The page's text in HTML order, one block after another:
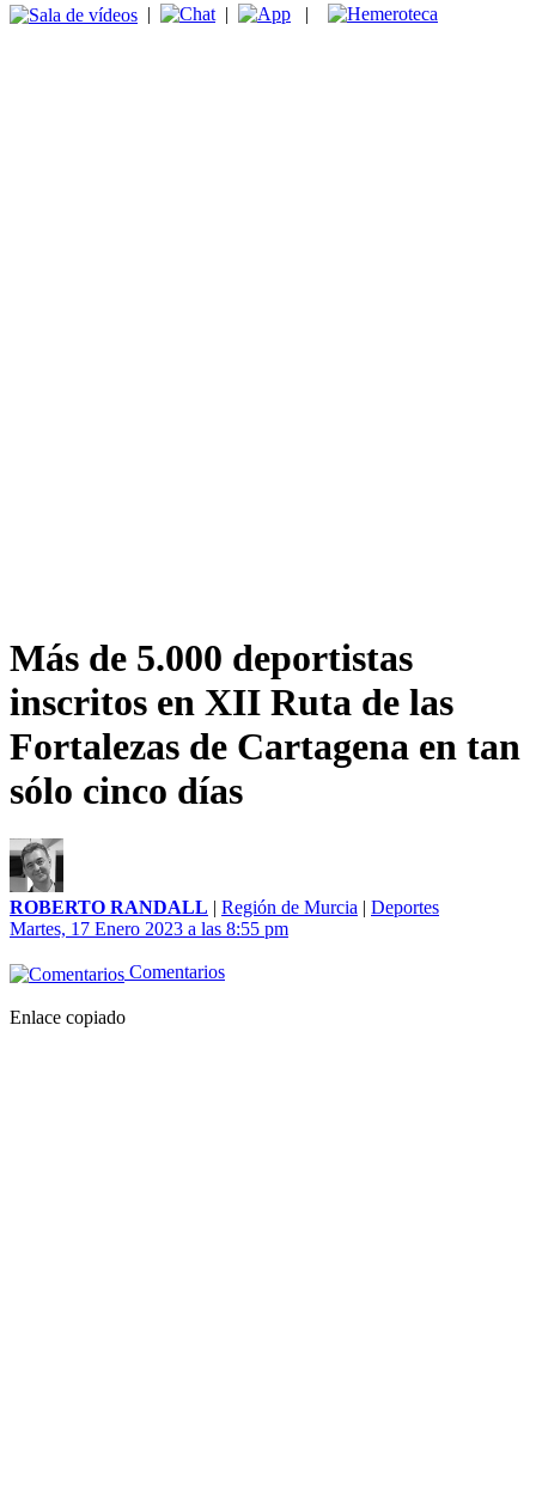
| | |
Más de 5.000 deportistas
inscritos en XII Ruta de las
Fortalezas de Cartagena en tan
sólo cinco días
ROBERTO RANDALL | Región de Murcia | Deportes
Martes, 17 Enero 2023 a las 8:55 pm
Comentarios
Enlace copiado